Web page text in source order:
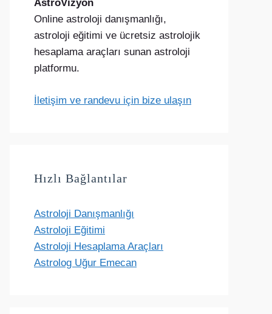
AstroVizyon
Online astroloji danışmanlığı,
astroloji eğitimi ve ücretsiz astrolojik
hesaplama araçları sunan astroloji
platformu.
İletişim ve randevu için bize ulaşın
Hızlı Bağlantılar
Astroloji Danışmanlığı
Astroloji Eğitimi
Astroloji Hesaplama Araçları
Astrolog Uğur Emecan